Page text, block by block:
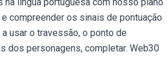
compreender os sinais de pontuação
usar o travessão, o ponto de
dos personagens, completar. Web30